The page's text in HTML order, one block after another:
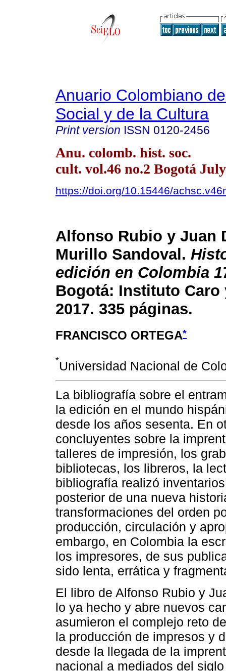
Anuario Colombiano
Social y de la Cultura
Print version ISSN 0120-2456
Anu. colomb. hist. soc.
cult. vol.46 no.2 Bogotá
https://doi.org/10.15446/
Alfonso Rubio y Juan
Murillo Sandoval.
edición en Colombia
Bogotá: Instituto Caro
2017. 335 páginas.
FRANCISCO ORTEGA*
*Universidad Nacional de
La bibliografía sobre el
la edición en el mundo
desde los años sesenta. En
concluyentes sobre la
talleres de impresión, los
bibliotecas, los libreros, la
bibliografía realizó
posterior de una nueva
transformaciones del orden
producción, circulación y
embargo, en Colombia la
los impresores, de sus
sido lenta, errática y
El libro de Alfonso Rubio y
lo ya hecho y abre nuevos
asumieron el complejo reto
la producción de impresos y
desde la llegada de la
nacional a mediados del